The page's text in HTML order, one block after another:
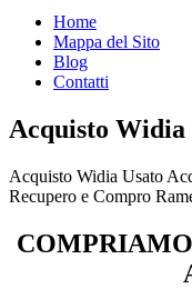
Home
Mappa del Sito
Blog
Contatti
Acquisto Widia
Acquisto Widia Usato
Recupero e Compro